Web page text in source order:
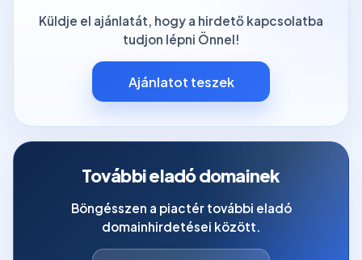
Küldje el ajánlatát, hogy a hirdető kapcsolatba
tudjon lépni Önnel!
Ajánlatot teszek
További eladó domainek
Böngésszen a piactér további eladó
domainhirdetései között.